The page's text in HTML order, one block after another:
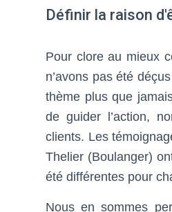
Définir la raison
Pour clore au mieux
n’avons pas été
thème plus que
de guider l’action,
clients. Les
Thelier (Boulanger)
été différentes pour
Nous en sommes